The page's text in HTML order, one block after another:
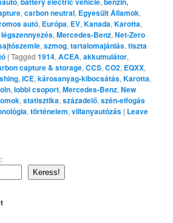
,carbon neutral, Egyesült Államok,
autó, Európa, EV,Kanada,Karotta,
légszennyezés,Mercedes-Benz,Net-Zero
,szmog,tartalomajánlás,tiszta
|Tagged 1914,ACEA,akkumulátor,
capture & storage,CCS,CO2, EQXX,
,ICE,károsanyag-kibocsátás,Karotta,
,lobbi csoport,Mercedes-Benz,New
,statisztika,századelő,szén-elfogás
,történelem,villanyautózás | Leave
Keress!